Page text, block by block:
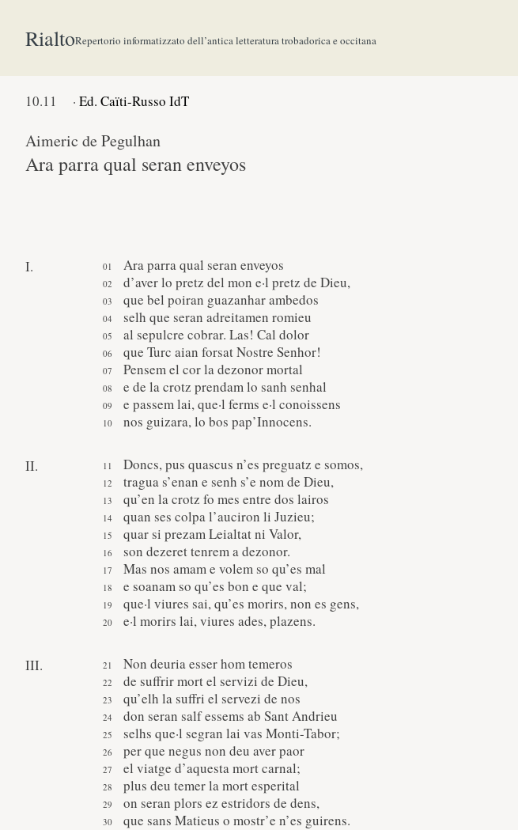
RialtoRepertorio informatizzato dell’antica letteratura trobadorica e occitana
10.11 · Ed. Caïti-Russo IdT
Aimeric de Pegulhan
Ara parra qual seran enveyos
I.
Ara parra qual seran enveyos
d’aver lo pretz del mon e·l pretz de Dieu,
que bel poiran guazanhar ambedos
selh que seran adreitamen romieu
al sepulcre cobrar. Las! Cal dolor
que Turc aian forsat Nostre Senhor!
Pensem el cor la dezonor mortal
e de la crotz prendam lo sanh senhal
e passem lai, que·l ferms e·l conoissens
nos guizara, lo bos pap’Innocens.
II.
Doncs, pus quascus n’es preguatz e somos,
tragua s’enan e senh s’e nom de Dieu,
qu’en la crotz fo mes entre dos lairos
quan ses colpa l’auciron li Juzieu;
quar si prezam Leialtat ni Valor,
son dezeret tenrem a dezonor.
Mas nos amam e volem so qu’es mal
e soanam so qu’es bon e que val;
que·l viures sai, qu’es morirs, non es gens,
e·l morirs lai, viures ades, plazens.
III.
Non deuria esser hom temeros
de suffrir mort el servizi de Dieu,
qu’elh la suffri el servezi de nos
don seran salf essems ab Sant Andrieu
selhs que·l segran lai vas Monti-Tabor;
per que negus non deu aver paor
el viatge d’aquesta mort carnal;
plus deu temer la mort esperital
on seran plors ez estridors de dens,
que sans Matieus o mostr’e n’es guirens.